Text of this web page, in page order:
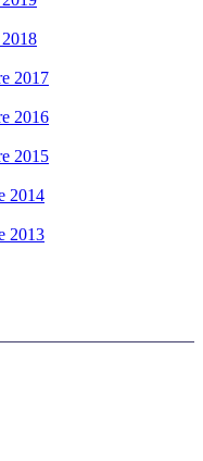
2017
2016
2015
2014
2013